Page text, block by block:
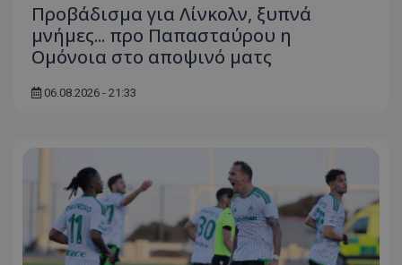
Προβάδισμα για Λίνκολν, ξυπνά
μνήμες... προ Παπασταύρου η
Ομόνοια στο αποψινό ματς
06.08.2026 - 21:33